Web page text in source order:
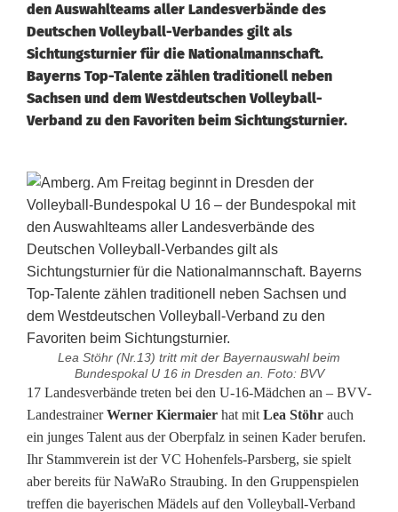
den Auswahlteams aller Landesverbände des
Deutschen Volleyball-Verbandes gilt als
Sichtungsturnier für die Nationalmannschaft.
Bayerns Top-Talente zählen traditionell neben
Sachsen und dem Westdeutschen Volleyball-
Verband zu den Favoriten beim Sichtungsturnier.
Lea Stöhr (Nr.13) tritt mit der Bayernauswahl beim
Bundespokal U 16 in Dresden an. Foto: BVV
B
a
y
e
17 Landesverbände treten bei den U-16-Mädchen an – BVV-
LandestrainerWerner Kiermaier hat mit Lea Stöhr auch
ein junges Talent aus der Oberpfalz in seinen Kader berufen.
Ihr Stammverein ist der VC Hohenfels-Parsberg, sie spielt
aber bereits für NaWaRo Straubing. In den Gruppenspielen
treffen die bayerischen Mädels auf den Volleyball-Verband